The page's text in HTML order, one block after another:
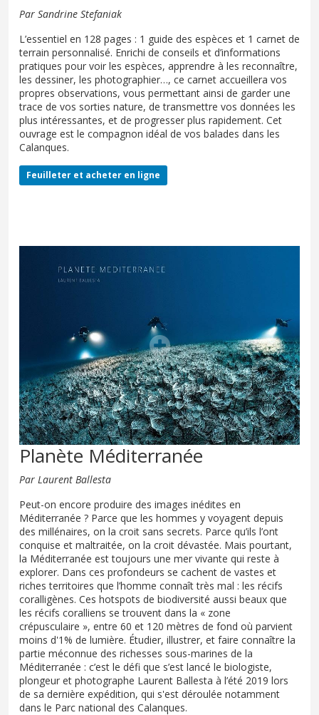
Par Sandrine Stefaniak
L’essentiel en 128 pages : 1 guide des espèces et 1 carnet de
terrain personnalisé. Enrichi de conseils et d’informations
pratiques pour voir les espèces, apprendre à les reconnaître,
les dessiner, les photographier…, ce carnet accueillera vos
propres observations, vous permettant ainsi de garder une
trace de vos sorties nature, de transmettre vos données les
plus intéressantes, et de progresser plus rapidement. Cet
ouvrage est le compagnon idéal de vos balades dans les
Calanques.
Feuilleter et acheter en ligne
Planète Méditerranée
Par Laurent Ballesta
Peut-on encore produire des images inédites en
Méditerranée ? Parce que les hommes y voyagent depuis
des millénaires, on la croit sans secrets. Parce qu’ils l’ont
conquise et maltraitée, on la croit dévastée. Mais pourtant,
la Méditerranée est toujours une mer vivante qui reste à
explorer. Dans ces profondeurs se cachent de vastes et
riches territoires que l’homme connaît très mal : les récifs
coralligènes. Ces hotspots de biodiversité aussi beaux que
les récifs coralliens se trouvent dans la « zone
crépusculaire », entre 60 et 120 mètres de fond où parvient
moins d'1% de lumière. Étudier, illustrer, et faire connaître la
partie méconnue des richesses sous-marines de la
Méditerranée : c’est le défi que s’est lancé le biologiste,
plongeur et photographe Laurent Ballesta à l’été 2019 lors
de sa dernière expédition, qui s'est déroulée notamment
dans le Parc national des Calanques.